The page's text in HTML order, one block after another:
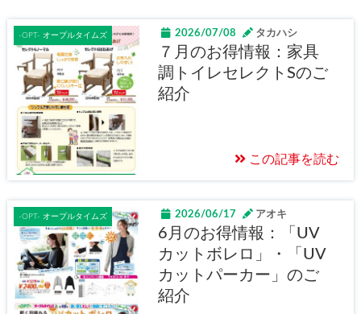
-OPT- オープルタイムズ 2026/07/08 タカハシ
７月のお得情報：家具
調トイレセレクトSのご
紹介
この記事を読む
-OPT- オープルタイムズ 2026/06/17 アオキ
6月のお得情報：「UV
カットボレロ」・「UV
カットパーカー」のご
紹介